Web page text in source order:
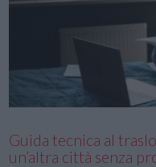
Guida tecnica al
un’altra città senza